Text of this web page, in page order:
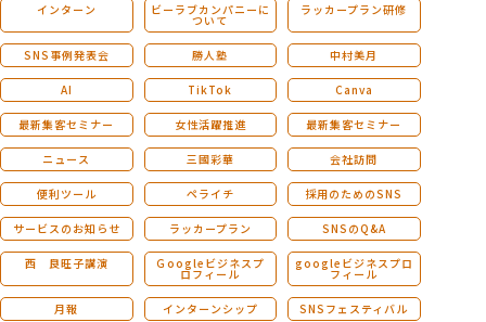
インターン ビーラブカンパニーに
ついて
ラッカープラン研修
SNS事例発表会 勝人塾 中村美月
AI TikTok Canva
最新集客セミナー 女性活躍推進 最新集客セミナー
ニュース 三國彩華 会社訪問
便利ツール ペライチ 採用のためのSNS
サービスのお知らせ ラッカープラン SNSのQ&A
西 良旺子講演 Ｇoogleビジネスプ
ロフィール
googleビジネスプロ
フィール
月報 インターンシップ SNSフェスティバル